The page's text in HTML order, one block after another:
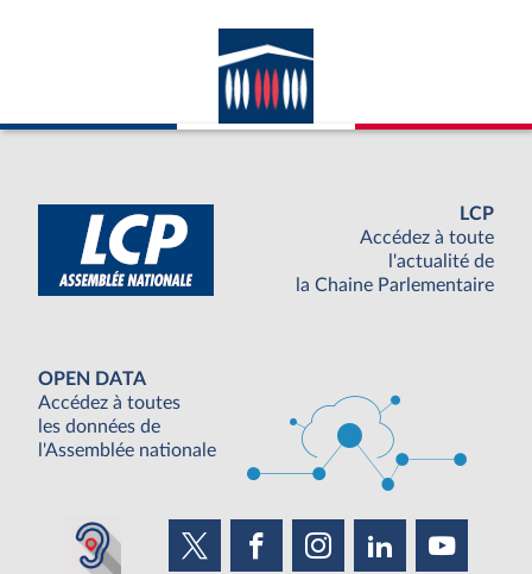
LCP
Accédez à toute
l'actualité de
la Chaine Parlementaire
OPEN DATA
Accédez à toutes
les données de
l'Assemblée nationale